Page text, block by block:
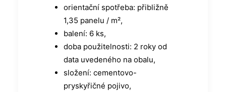
orientační spotřeba: přibližně
1,35 panelu / m²,
balení: 6 ks,
doba použitelnosti: 2 roky od
data uvedeného na obalu,
složení: cementovo-
pryskyřičné pojivo,